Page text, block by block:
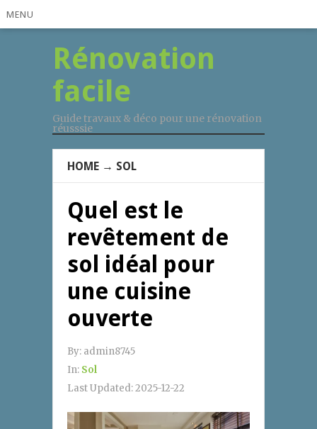
MENU
Rénovation
facile
Guide travaux & déco pour une rénovation
réusssie
HOME → SOL
Quel est le
revêtement de
sol idéal pour
une cuisine
ouverte
By: admin8745
In: Sol
Last Updated:2025-12-22